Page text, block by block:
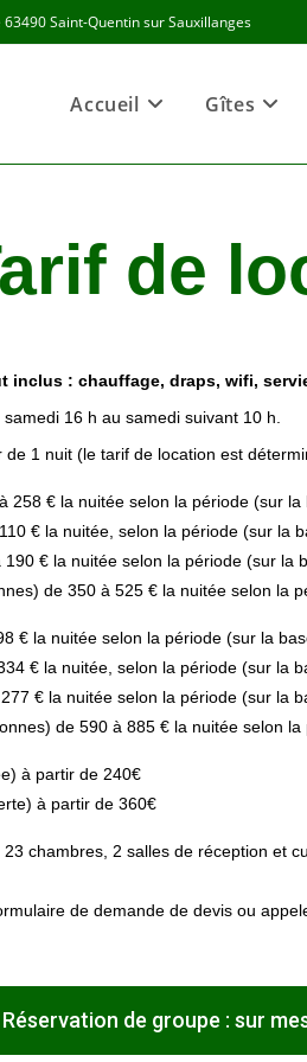
Saint-Quentin sur Sauxillanges
Accueil Gîtes
de
: chauffage, draps, wifi,
samedi 16 h au samedi suivant 10 h.
1 nuit (le tarif de location est
258 € la nuitée selon la période (sur la
€ la nuitée, selon la période (sur la
€ la nuitée selon la période (sur la
de 350 à 525 € la nuitée selon la
€ la nuitée selon la période (sur la
€ la nuitée, selon la période (sur la
€ la nuitée selon la période (sur la
de 590 à 885 € la nuitée selon
à partir de 240€
à partir de 360€
chambres, 2 salles de réception et
de demande de devis ou
Réservation de groupe : sur